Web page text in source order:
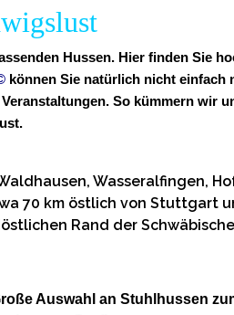
Hussen. Hier finden Sie
können Sie natürlich nicht einfach
So kümmern wir
Wasseralfingen,
70 km östlich von Stuttgart
Rand der
Auswahl an Stuhlhussen